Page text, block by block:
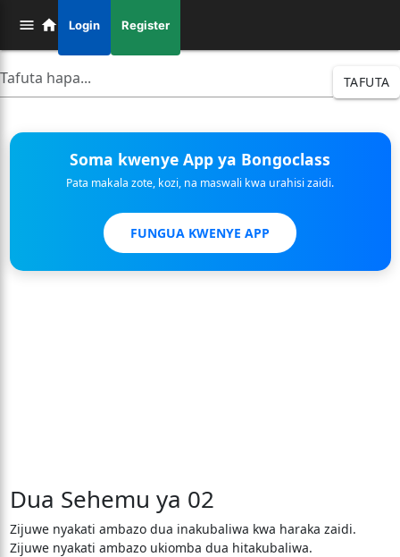
Login Register
TAFUTA
Soma kwenye App ya Bongoclass
Pata makala zote, kozi, na maswali kwa urahisi zaidi.
FUNGUA KWENYE APP
Dua Sehemu ya 02
Zijuwe nyakati ambazo dua inakubaliwa kwa haraka zaidi.
Zijuwe nyakati ambazo ukiomba dua hitakubaliwa.